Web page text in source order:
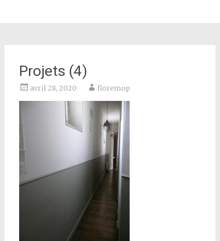
Projets (4)
avril 28, 2020 floremop